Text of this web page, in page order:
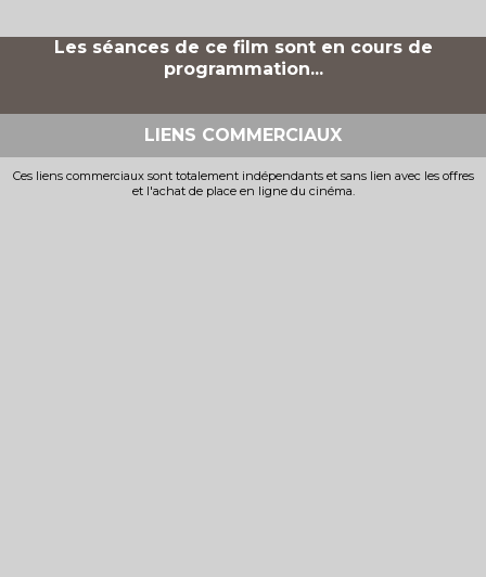
Les séances de ce film sont en cours de
programmation...
LIENS COMMERCIAUX
Ces liens commerciaux sont totalement indépendants et sans lien avec les offres
et l'achat de place en ligne du cinéma.